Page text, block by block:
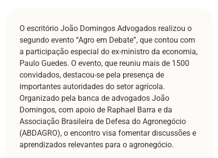
O escritório João Domingos Advogados realizou o
segundo evento “Agro em Debate”, que contou com
a participação especial do ex-ministro da economia,
Paulo Guedes. O evento, que reuniu mais de 1500
convidados, destacou-se pela presença de
importantes autoridades do setor agrícola.
Organizado pela banca de advogados João
Domingos, com apoio de Raphael Barra e da
Associação Brasileira de Defesa do Agronegócio
(ABDAGRO), o encontro visa fomentar discussões e
aprendizados relevantes para o agronegócio.